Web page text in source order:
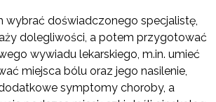
wybrać doświadczonego specjalistę,
dolegliwości, a potem przygotować
wywiadu lekarskiego, m.in. umieć
miejsca bólu oraz jego nasilenie,
symptomy choroby, a